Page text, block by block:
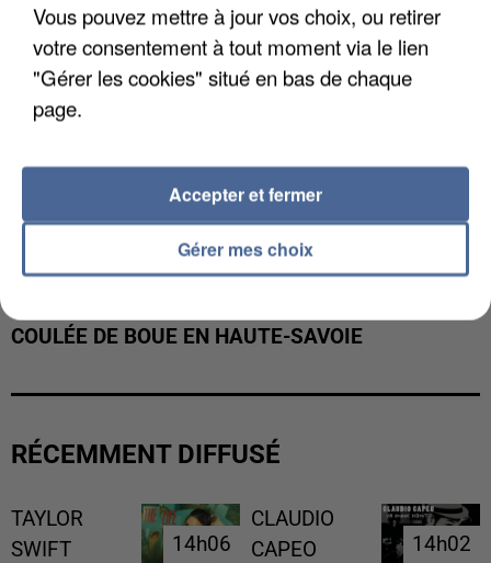
UNE TOURISTE DE L’OISE EMPORTÉE PAR UNE
COULÉE DE BOUE EN HAUTE-SAVOIE
RÉCEMMENT DIFFUSÉ
TAYLOR
SWIFT
14h06
14h06
CLAUDIO
CAPEO
14h02
14h02
Vous pouvez mettre à jour vos choix, ou retirer
votre consentement à tout moment via le lien
"Gérer les cookies" situé en bas de chaque
page.
Gérer mes choix
Accepter et fermer